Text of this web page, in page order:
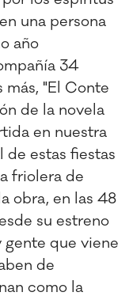
una persona
año
34
más, "El Conte
de la novela
en nuestra
estas fiestas
friolera de
obra, en las 48
su estreno
que viene
de
como la